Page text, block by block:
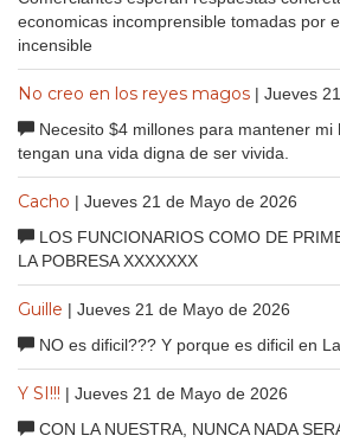
economicas incomprensible tomadas por
incensible
No creo en los reyes magos | Jueves
Necesito $4 millones para mantener mi
tengan una vida digna de ser vivida.
Cacho | Jueves 21 de Mayo de 2026
LOS FUNCIONARIOS COMO DE
LA POBRESA XXXXXXX
Guille | Jueves 21 de Mayo de 2026
NO es dificil??? Y porque es dificil en
Y SI!!! | Jueves 21 de Mayo de 2026
CON LA NUESTRA, NUNCA NADA